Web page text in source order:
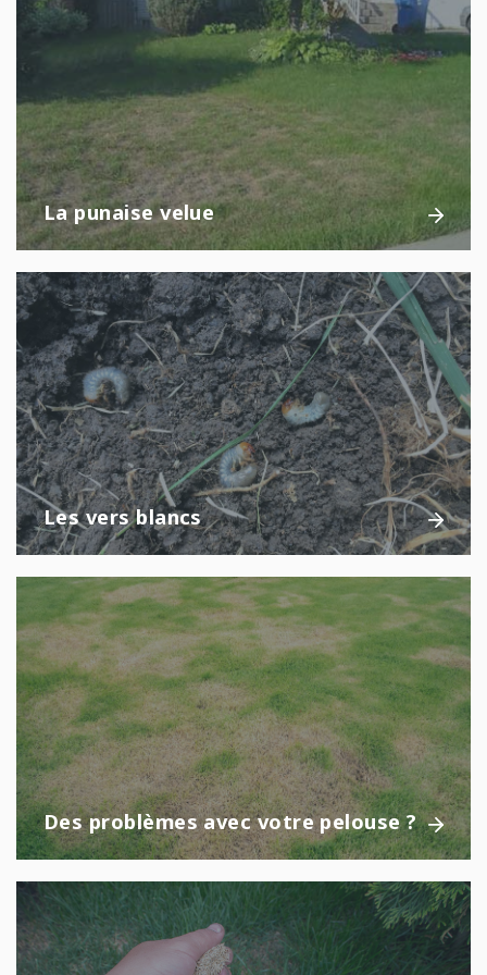
La punaise velue
Les vers blancs
Des problèmes avec votre pelouse ?